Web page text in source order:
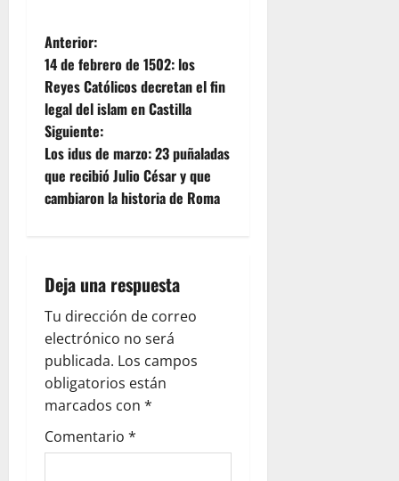
N
a
v
e
g
c
i
ó
n
d
e
Anterior:
14 de febrero de 1502: los
Reyes Católicos decretan el fin
legal del islam en Castilla
Siguiente:
Los idus de marzo: 23 puñaladas
que recibió Julio César y que
cambiaron la historia de Roma
Deja una respuesta
Tu dirección de correo
electrónico no será
publicada. Los campos
obligatorios están
marcados con *
Comentario *